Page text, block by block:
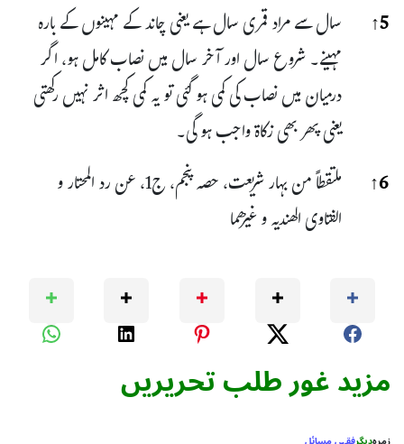
5
↑ سال سے مراد قمری سال ہے یعنی چاند کے مہینوں کے بارہ
مہینے۔ شروع سال اور آخر سال میں نصاب کامل ہو، اگر
درمیان میں نصاب کی کمی ہو گئی تو یہ کمی کچھ اثر نہیں رکھتی
یعنی پھر بھی زکاۃ واجب ہو گی۔
6
↑ ملتقطاً من بہار شریعت، حصہ پنجم، ج1، عن رد المحتار و
الفتاوی الھندیہ و غیرھما
مزید غور طلب تحریریں